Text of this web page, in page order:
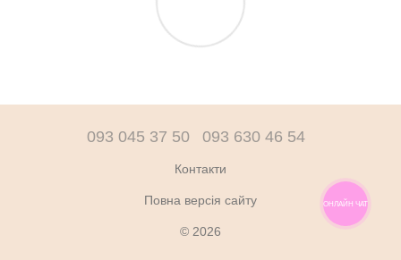
093 045 37 50 093 630 46 54
Контакти
Повна версія сайту
© 2026
ОНЛАЙН ЧАТ